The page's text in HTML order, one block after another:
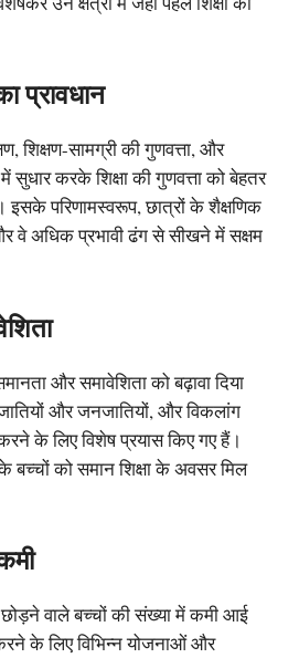
प्रावधान
शिक्षण-सामग्री की गुणवत्ता, और
करके शिक्षा की गुणवत्ता को बेहतर
इसके परिणामस्वरूप, छात्रों के शैक्षणिक
वे अधिक प्रभावी ढंग से सीखने में सक्षम
और समावेशिता को बढ़ावा दिया
और जनजातियों, और विकलांग
के लिए विशेष प्रयास किए गए हैं।
बच्चों को समान शिक्षा के अवसर मिल
वाले बच्चों की संख्या में कमी आई
के लिए विभिन्न योजनाओं और